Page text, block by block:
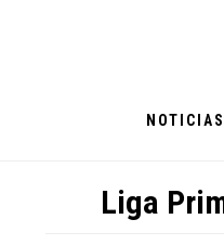
NOTICIAS
Liga